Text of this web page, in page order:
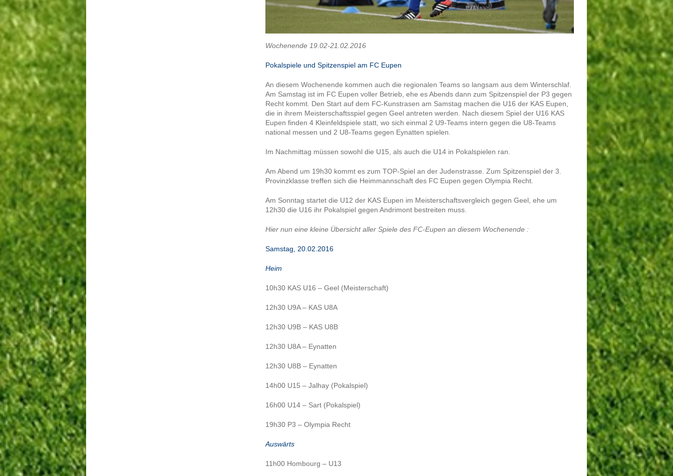
Wochenende 19.02-21.02.2016
Pokalspiele und Spitzenspiel am FC Eupen
An diesem Wochenende kommen auch die regionalen Teams so langsam aus dem Winterschlaf.
Am Samstag ist im FC Eupen voller Betrieb, ehe es Abends dann zum Spitzenspiel der P3 gegen
Recht kommt. Den Start auf dem FC-Kunstrasen am Samstag machen die U16 der KAS Eupen,
die in ihrem Meisterschaftsspiel gegen Geel antreten werden. Nach diesem Spiel der U16 KAS
Eupen finden 4 Kleinfeldspiele statt, wo sich einmal 2 U9-Teams intern gegen die U8-Teams
national messen und 2 U8-Teams gegen Eynatten spielen.
Im Nachmittag müssen sowohl die U15, als auch die U14 in Pokalspielen ran.
Am Abend um 19h30 kommt es zum TOP-Spiel an der Judenstrasse. Zum Spitzenspiel der 3.
Provinzklasse treffen sich die Heimmannschaft des FC Eupen gegen Olympia Recht.
Am Sonntag startet die U12 der KAS Eupen im Meisterschaftsvergleich gegen Geel, ehe um
12h30 die U16 ihr Pokalspiel gegen Andrimont bestreiten muss.
Hier nun eine kleine Übersicht aller Spiele des FC-Eupen an diesem Wochenende :
Samstag, 20 .02.2016
Heim
10h30 KAS U16 – Geel (Meisterschaft)
12h30 U9A – KAS U8A
12h30 U9B – KAS U8B
12h30 U8A – Eynatten
12h30 U8B – Eynatten
14h00 U15 – Jalhay (Pokalspiel)
16h00 U14 – Sart (Pokalspiel)
19h30 P3 – Olympia Recht
Auswärts
11h00 Hombourg – U13